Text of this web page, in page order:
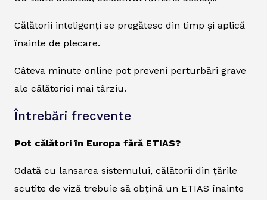
Călătorii inteligenți se pregătesc din timp și aplică
înainte de plecare.
Câteva minute online pot preveni perturbări grave
ale călătoriei mai târziu.
Întrebări frecvente
Pot călători în Europa fără ETIAS?
Odată cu lansarea sistemului, călătorii din țările
scutite de viză trebuie să obțină un ETIAS înainte